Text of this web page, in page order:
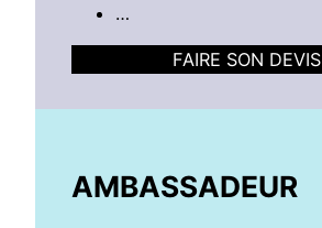
…
FAIRE SON DEVIS
AMBASSADEUR